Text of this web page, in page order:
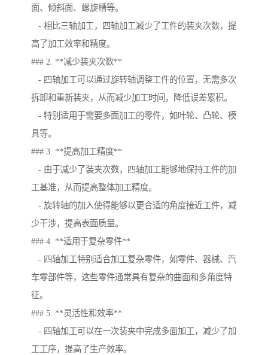
面、倾斜面、螺旋槽等。
- 相比三轴加工，四轴加工减少了工件的装夹次数，提
高了加工效率和精度。
### 2. **减少装夹次数**
- 四轴加工可以通过旋转轴调整工件的位置，无需多次
拆卸和重新装夹，从而减少加工时间，降低误差累积。
- 特别适用于需要多面加工的零件，如叶轮、凸轮、模
具等。
### 3. **提高加工精度**
- 由于减少了装夹次数，四轴加工能够地保持工件的加
工基准，从而提高整体加工精度。
- 旋转轴的加入使得能够以更合适的角度接近工件，减
少干涉，提高表面质量。
### 4. **适用于复杂零件**
- 四轴加工特别适合加工复杂零件，如零件、器械、汽
车零部件等，这些零件通常具有复杂的曲面和多角度特
征。
### 5. **灵活性和效率**
- 四轴加工可以在一次装夹中完成多面加工，减少了加
工工序，提高了生产效率。